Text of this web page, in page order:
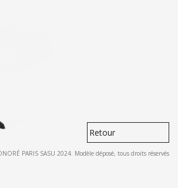
Retour
PARIS SASU 2024. Modèle déposé, tous droits réservés